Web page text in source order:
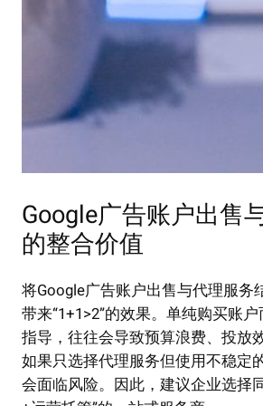
Google广告账户出售
的整合价值
将Google广告账户出售与代理服务
带来“1+1>2”的效果。单纯购买账
指导，往往会导致预算浪费、投放
如果只选择代理服务但使用不稳定
会面临风险。因此，建议企业选择